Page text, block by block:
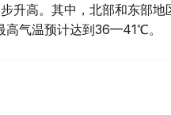
升高。其中，北部和东部地
气温预计达到36—41℃。